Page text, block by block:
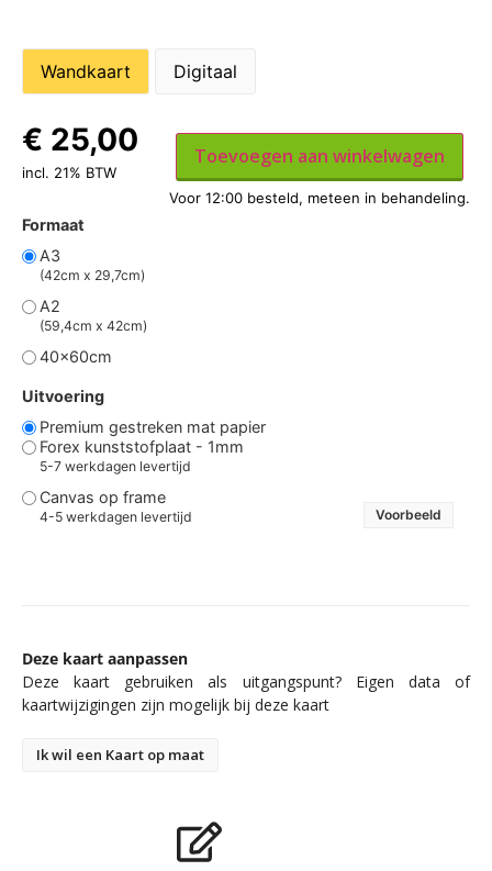
Wandkaart Digitaal
Formaat
A3
(42cm x 29,7cm)
A2
(59,4cm x 42cm)
40x60cm
Uitvoering
Premium gestreken mat papier
Forex kunststofplaat - 1mm
5-7 werkdagen levertijd
Canvas op frame
4-5 werkdagen levertijd Voorbeeld
€ 25,00
incl. 21% BTW
Toevoegen aan winkelwagen
Deze kaart aanpassen
Deze kaart gebruiken als uitgangspunt? Eigen data of
kaartwijzigingen zijn mogelijk bij deze kaart
Ik wil een Kaart op maat